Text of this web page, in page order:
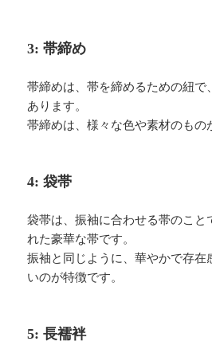
3: 帯締め
帯締めは、帯を締めるための紐で
あります。
帯締めは、様々な色や素材のもの
4: 袋帯
袋帯は、振袖に合わせる帯のこと
れた豪華な帯です。
振袖と同じように、華やかで存在
いのが特徴です。
5: 長襦袢